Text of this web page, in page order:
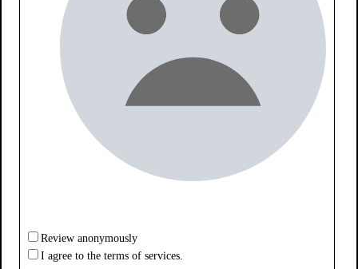
Review anonymously
I agree to the terms of services.